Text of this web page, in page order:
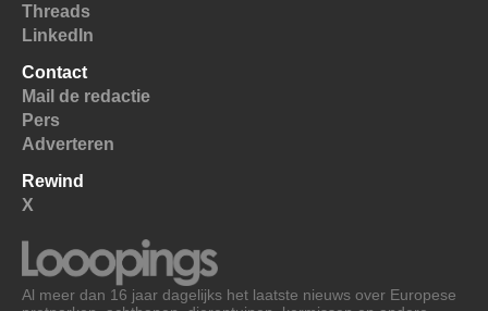
Threads
LinkedIn
Contact
Mail de redactie
Pers
Adverteren
Rewind
X
Al meer dan 16 jaar dagelijks het laatste nieuws over Europese